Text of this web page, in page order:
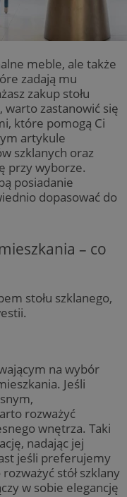
meble, ale także
zadają mu
zakup stołu
warto zastanowić się
które pomogą Ci
artykule
szklanych oraz
przy wyborze.
posiadanie
dopasować do
– co
stołu szklanego,
na wybór
Jeśli
rozważyć
wnętrza. Taki
nadając jej
jeśli preferujemy
stół szklany
w sobie elegancję